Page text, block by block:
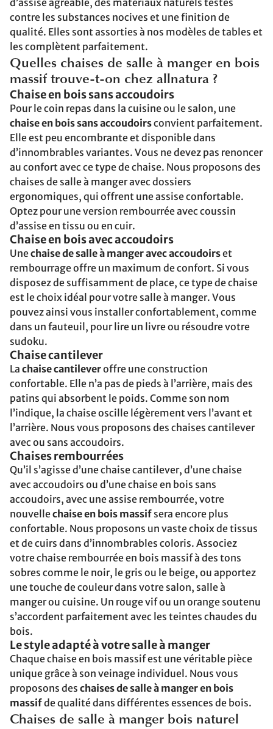
d’assise agréable, des matériaux naturels testés
contre les substances nocives et une finition de
qualité. Elles sont assorties à nos modèles de tables et
les complètent parfaitement.
Quelles chaises de salle à manger en bois
massif trouve-t-on chez allnatura ?
Chaise en bois sans accoudoirs
Pour le coin repas dans la cuisine ou le salon, une
chaise en bois sans accoudoirsconvient parfaitement.
Elle est peu encombrante et disponible dans
d’innombrables variantes. Vous ne devez pas renoncer
au confort avec ce type de chaise. Nous proposons des
chaises de salle à manger avec dossiers
ergonomiques, qui offrent une assise confortable.
Optez pour une version rembourrée avec coussin
d’assise en tissu ou en cuir.
Chaise en bois avec accoudoirs
Unechaise de salle à manger avec accoudoirset
rembourrage offre un maximum de confort. Si vous
disposez de suffisamment de place, ce type de chaise
est le choix idéal pour votre salle à manger. Vous
pouvez ainsi vous installer confortablement, comme
dans un fauteuil, pour lire un livre ou résoudre votre
sudoku.
Chaise cantilever
La chaise cantileveroffre une construction
confortable. Elle n’a pas de pieds à l’arrière, mais des
patins qui absorbent le poids. Comme son nom
l’indique, la chaise oscille légèrement vers l’avant et
l’arrière. Nous vous proposons des chaises cantilever
avec ou sans accoudoirs.
Chaises rembourrées
Qu’il s’agisse d’une chaise cantilever, d’une chaise
avec accoudoirs ou d’une chaise en bois sans
accoudoirs, avec une assise rembourrée, votre
nouvellechaise en bois massif sera encore plus
confortable. Nous proposons un vaste choix de tissus
et de cuirs dans d’innombrables coloris. Associez
votre chaise rembourrée en bois massif à des tons
sobres comme le noir, le gris ou le beige, ou apportez
une touche de couleur dans votre salon, salle à
manger ou cuisine. Un rouge vif ou un orange soutenu
s’accordent parfaitement avec les teintes chaudes du
bois.
Le style adapté à votre salle à manger
Chaque chaise en bois massif est une véritable pièce
unique grâce à son veinage individuel. Nous vous
proposons des chaises de salle à manger en bois
massifde qualité dans différentes essences de bois.
Chaises de salle à manger bois naturel